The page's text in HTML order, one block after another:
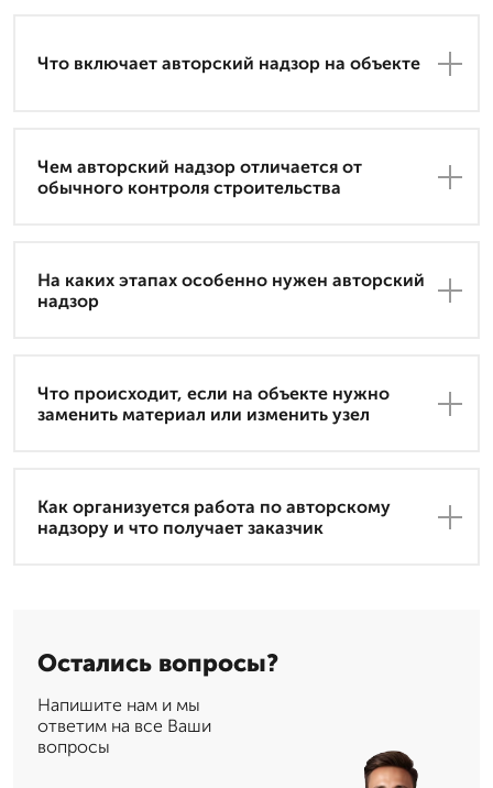
Что включает авторский надзор на объекте
Чем авторский надзор отличается от
обычного контроля строительства
На каких этапах особенно нужен авторский
надзор
Что происходит, если на объекте нужно
заменить материал или изменить узел
Как организуется работа по авторскому
надзору и что получает заказчик
Остались вопросы?
Напишите нам и мы
ответим на все Ваши
вопросы